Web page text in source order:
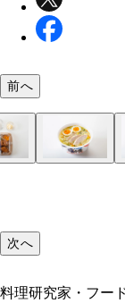
前へ
次へ
料理研究家・フー